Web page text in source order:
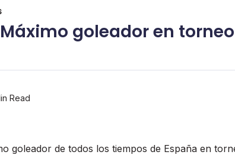
goleador en
Read
goleador de todos los tiempos de España en